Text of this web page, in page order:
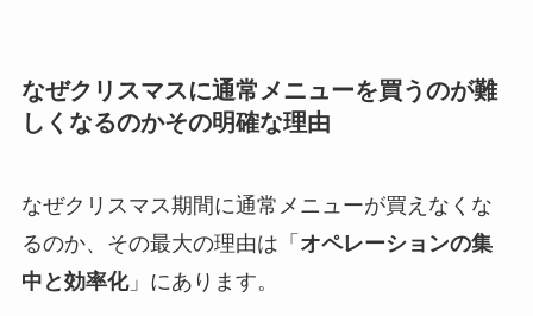
なぜクリスマスに通常メニューを買うのが難
しくなるのかその明確な理由
なぜクリスマス期間に通常メニューが買えなくな
るのか、その最大の理由は「 オペレーションの集
中と効率化」にあります。